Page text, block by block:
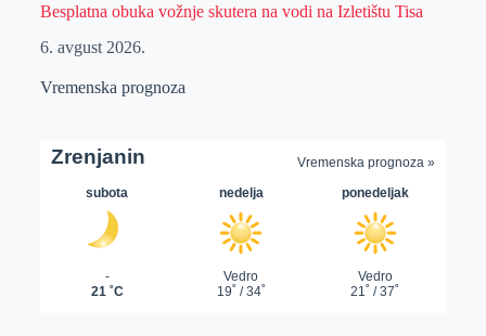
Besplatna obuka vožnje skutera na vodi na Izletištu Tisa
6. avgust 2026.
Vremenska prognoza